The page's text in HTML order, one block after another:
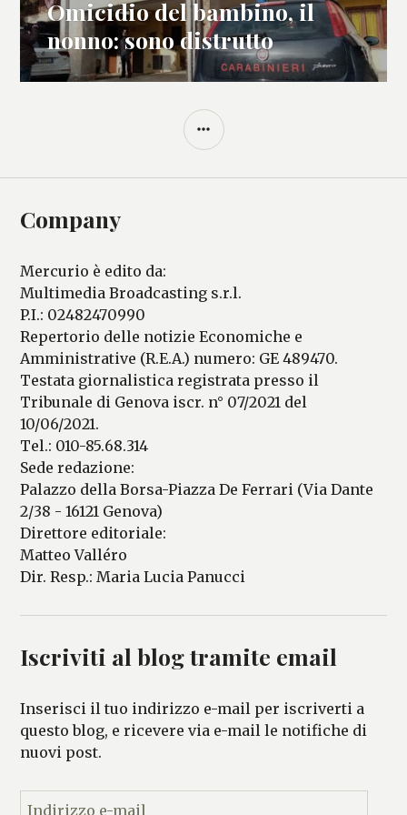
Articolo
successivo:
Omicidio del bambino, il
nonno: sono distrutto
BARRA
Company
Mercurio è edito da:
Multimedia Broadcasting s.r.l.
P.I.: 02482470990
Repertorio delle notizie Economiche e
Amministrative (R.E.A.) numero: GE 489470.
Testata giornalistica registrata presso il
Tribunale di Genova iscr. n° 07/2021 del
10/06/2021.
Tel.: 010-85.68.314
Sede redazione:
Palazzo della Borsa-Piazza De Ferrari (Via Dante
2/38 - 16121 Genova)
Direttore editoriale:
Matteo Valléro
Dir. Resp.: Maria Lucia Panucci
Iscriviti al blog tramite email
Inserisci il tuo indirizzo e-mail per iscriverti a
questo blog, e ricevere via e-mail le notifiche di
nuovi post.